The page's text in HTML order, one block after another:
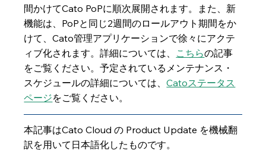
間かけてCato PoPに順次展開されます。また、新
機能は、PoPと同じ2週間のロールアウト期間をか
けて、Cato管理アプリケーションで徐々にアクテ
ィブ化されます。詳細については、 こちらの記事
をご覧ください。予定されているメンテナンス・
スケジュールの詳細については、Catoステータス
ページをご覧ください。
本記事はCato Cloud の Product Update を機械翻
訳を用いて日本語化したものです。